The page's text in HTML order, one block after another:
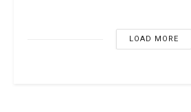
LOAD MORE